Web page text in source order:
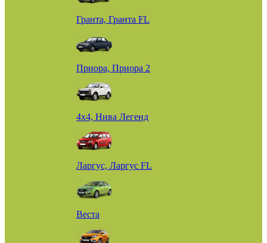
Гранта, Гранта FL
Приора, Приора 2
4х4, Нива Легенд
Ларгус, Ларгус FL
Веста